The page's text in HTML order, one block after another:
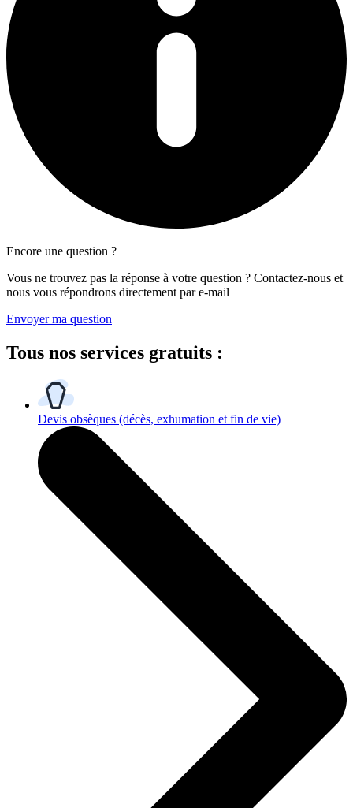
Encore une question ?
Vous ne trouvez pas la réponse à votre question ? Contactez-nous et
nous vous répondrons directement par e-mail
Envoyer ma question
Tous nos services gratuits :
Devis obsèques (décès, exhumation et fin de vie)